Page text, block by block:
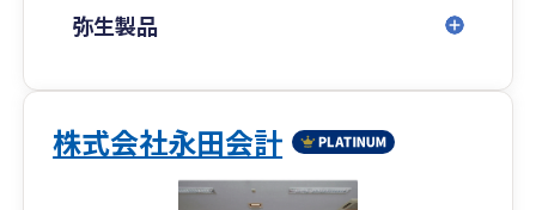
02. 未来会計による経営サポート
私たちは、過去の数字をまとめるだけでなく、未
来を見据えた経営支援を重視しています。
事業計画や予算の作成、予算実績の分析、資金繰
りや決算予測を通じて、経営判断を支える“見える
弥生製品
株式会社永田会計